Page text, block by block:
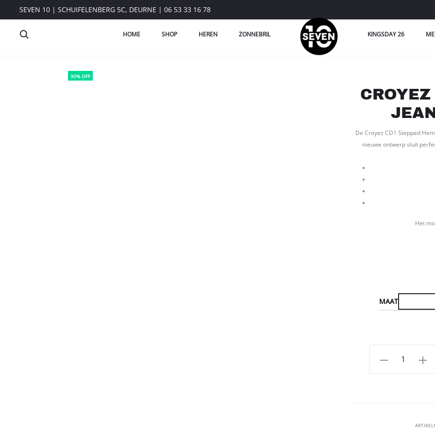
SEVEN 10 | SCHUIFELENBERG 5C, DEURNE | 06 53 33 16 78
HOME SHOP HEREN ZONNEBRIL KINGSDAY 26
30% OFF
De Croyez CD1 Stepped
nieuwe ontwerp sluit
Het
MAAT